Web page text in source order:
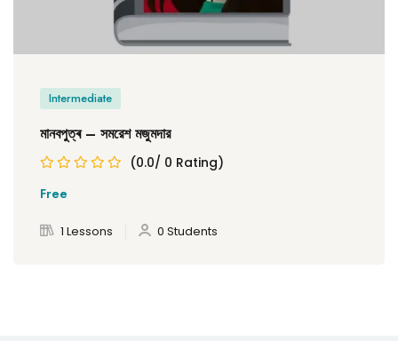
Intermediate
মানবপুত্ৰ – সমরেশ মজুমদার
(0.0/ 0 Rating)
Free
1 Lessons 0 Students